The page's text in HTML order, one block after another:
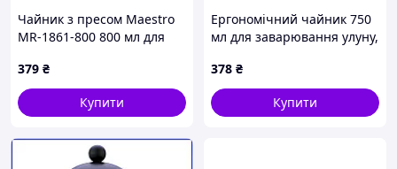
Чайник Kamjove TP-757 упакований у якісну картонну
подарунка або безпечного транспортування.
Цей чайник забезпечить вам швидкий і зручний
кількість аромату та смаку кожного сорту чаю
Чайник з пресом Maestro
MR-1861-800 800 мл для
379 ₴
Купити
Ергономічний чайник 750
мл для заварювання улуну,
378 ₴
Купити